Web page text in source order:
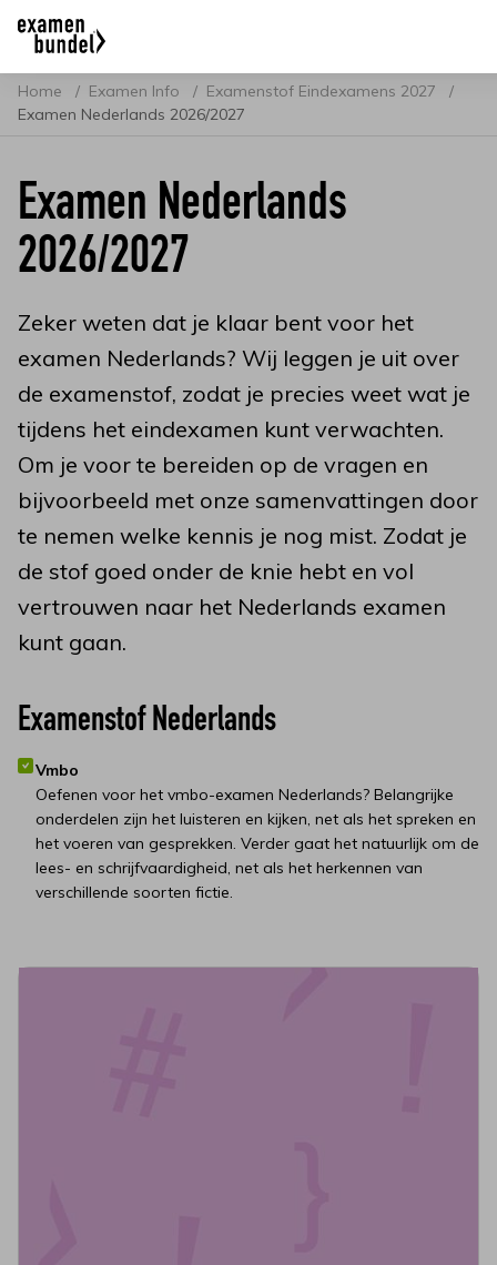
Home Examen Info
Examenstof Eindexamens 2027
Examen Nederlands 2026/2027
Examen Nederlands
2026/2027
Zeker weten dat je klaar bent voor het
examen Nederlands? Wij leggen je uit over
de examenstof, zodat je precies weet wat je
tijdens het eindexamen kunt verwachten.
Om je voor te bereiden op de vragen en
bijvoorbeeld met onze samenvattingen door
te nemen welke kennis je nog mist. Zodat je
de stof goed onder de knie hebt en vol
vertrouwen naar het Nederlands examen
kunt gaan.
Examenstof Nederlands
Vmbo
Oefenen voor het vmbo-examen Nederlands? Belangrijke
onderdelen zijn het luisteren en kijken, net als het spreken en
het voeren van gesprekken. Verder gaat het natuurlijk om de
lees- en schrijfvaardigheid, net als het herkennen van
verschillende soorten fictie.